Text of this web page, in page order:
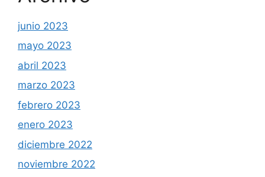
junio 2023
mayo 2023
abril 2023
marzo 2023
febrero 2023
enero 2023
diciembre 2022
noviembre 2022